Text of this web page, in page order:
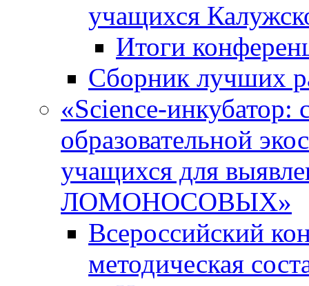
учащихся
Итоги
Сборник лучших
«Science-инкубатор:
образовательной
учащихся для
ЛОМОНОСОВЫХ»
Всероссийский
методическая